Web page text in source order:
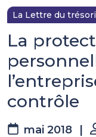
La Lettre du
La
contrôle
mai 2018